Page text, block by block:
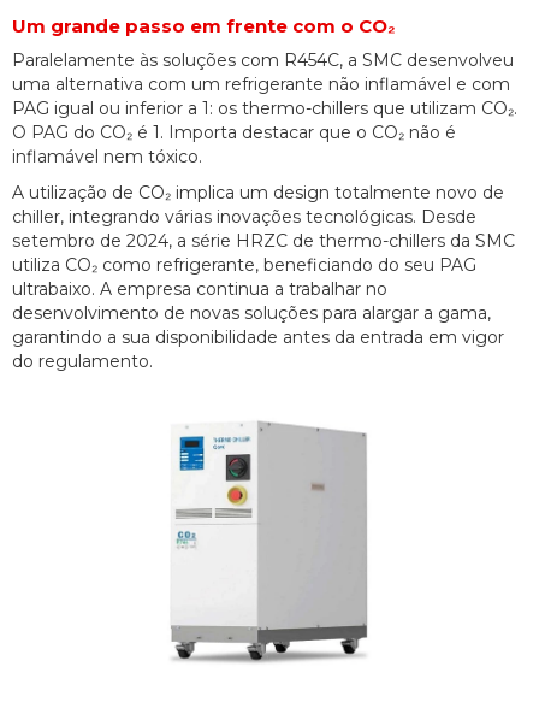
Um grande passo em frente com o CO₂
Paralelamente às soluções com R454C, a SMC desenvolveu
uma alternativa com um refrigerante não inflamável e com
PAG igual ou inferior a 1: os thermo-chillers que utilizam CO₂.
O PAG do CO₂ é 1. Importa destacar que o CO₂ não é
inflamável nem tóxico.
A utilização de CO₂ implica um design totalmente novo de
chiller, integrando várias inovações tecnológicas. Desde
setembro de 2024, a série HRZC de thermo-chillers da SMC
utiliza CO₂ como refrigerante, beneficiando do seu PAG
ultrabaixo. A empresa continua a trabalhar no
desenvolvimento de novas soluções para alargar a gama,
garantindo a sua disponibilidade antes da entrada em vigor
do regulamento.